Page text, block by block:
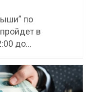
по
в
до…